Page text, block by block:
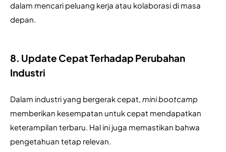
dalam mencari peluang kerja atau kolaborasi di masa
depan.
8. Update Cepat Terhadap Perubahan
Industri
Dalam industri yang bergerak cepat, mini bootcamp
memberikan kesempatan untuk cepat mendapatkan
keterampilan terbaru. Hal ini juga memastikan bahwa
pengetahuan tetap relevan.